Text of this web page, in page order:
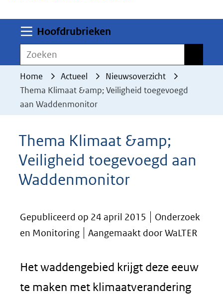
worden
toegestaan
geweigerd.
Hoofdrubrieken
Zoeken
Home Actueel
Nieuwsoverzicht
Thema Klimaat &amp; Veiligheid toegevoegd
aan Waddenmonitor
Thema Klimaat &amp;
Veiligheid toegevoegd aan
Waddenmonitor
Gepubliceerd op 24 april 2015
Onderzoek
en Monitoring
Aangemaakt door WaLTER
Het waddengebied krijgt deze eeuw
te maken met klimaatverandering